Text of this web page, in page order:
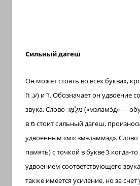
Сильный дагеш
Он может стоять во всех буквах,
ע, ח) иר. Обозначает он удвоение
звука. Слово מְלַמֵּד («мэламэ́д» —
вמּ стоит сильный дагеш,
удвоенным «м»: «мэламмэд». Слово
память) с точкой в буквеכּ когда-
удвоением соответствующего
также имеется усиление, но за счет